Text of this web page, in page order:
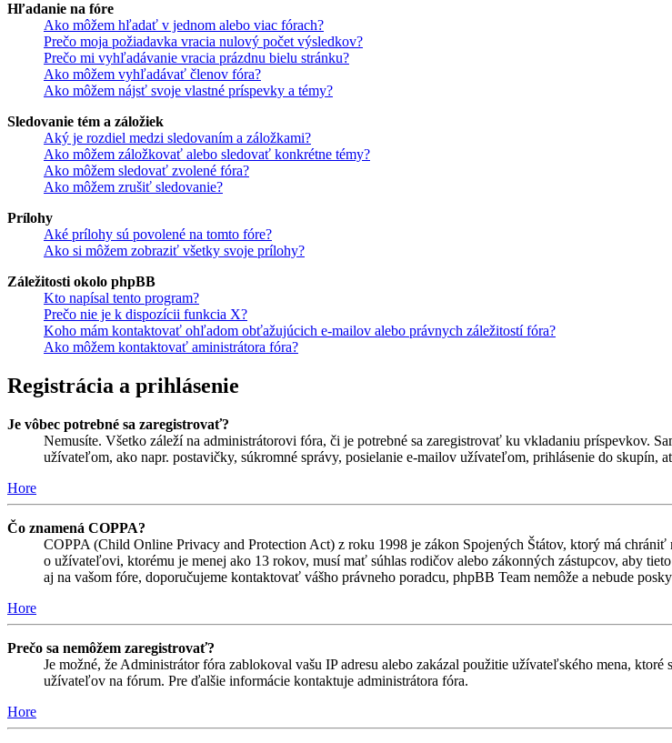
Hľadanie na fóre
Ako môžem hľadať v jednom alebo viac fórach?
Prečo moja požiadavka vracia nulový počet výsledkov?
Prečo mi vyhľadávanie vracia prázdnu bielu stránku?
Ako môžem vyhľadávať členov fóra?
Ako môžem nájsť svoje vlastné príspevky a témy?
Sledovanie tém a záložiek
Aký je rozdiel medzi sledovaním a záložkami?
Ako môžem záložkovať alebo sledovať konkrétne témy?
Ako môžem sledovať zvolené fóra?
Ako môžem zrušiť sledovanie?
Prílohy
Aké prílohy sú povolené na tomto fóre?
Ako si môžem zobraziť všetky svoje prílohy?
Záležitosti okolo phpBB
Kto napísal tento program?
Prečo nie je k dispozícii funkcia X?
Koho mám kontaktovať ohľadom obťažujúcich e-mailov alebo právnych záležitostí fóra?
Ako môžem kontaktovať aministrátora fóra?
Registrácia a prihlásenie
Je vôbec potrebné sa zaregistrovať?
Nemusíte. Všetko záleží na administrátorovi fóra, či je potrebné sa zaregistrovať ku vkladaniu príspevkov.
užívateľom, ako napr. postavičky, súkromné správy, posielanie e-mailov užívateľom, prihlásenie do skupín,
Hore
Čo znamená COPPA?
COPPA (Child Online Privacy and Protection Act) z roku 1998 je zákon Spojených Štátov, ktorý má
o užívateľovi, ktorému je menej ako 13 rokov, musí mať súhlas rodičov alebo zákonných zástupcov, aby
aj na vašom fóre, doporučujeme kontaktovať vášho právneho poradcu, phpBB Team nemôže a nebude
Hore
Prečo sa nemôžem zaregistrovať?
Je možné, že Administrátor fóra zablokoval vašu IP adresu alebo zakázal použitie užívateľského mena,
užívateľov na fórum. Pre ďalšie informácie kontaktuje administrátora fóra.
Hore